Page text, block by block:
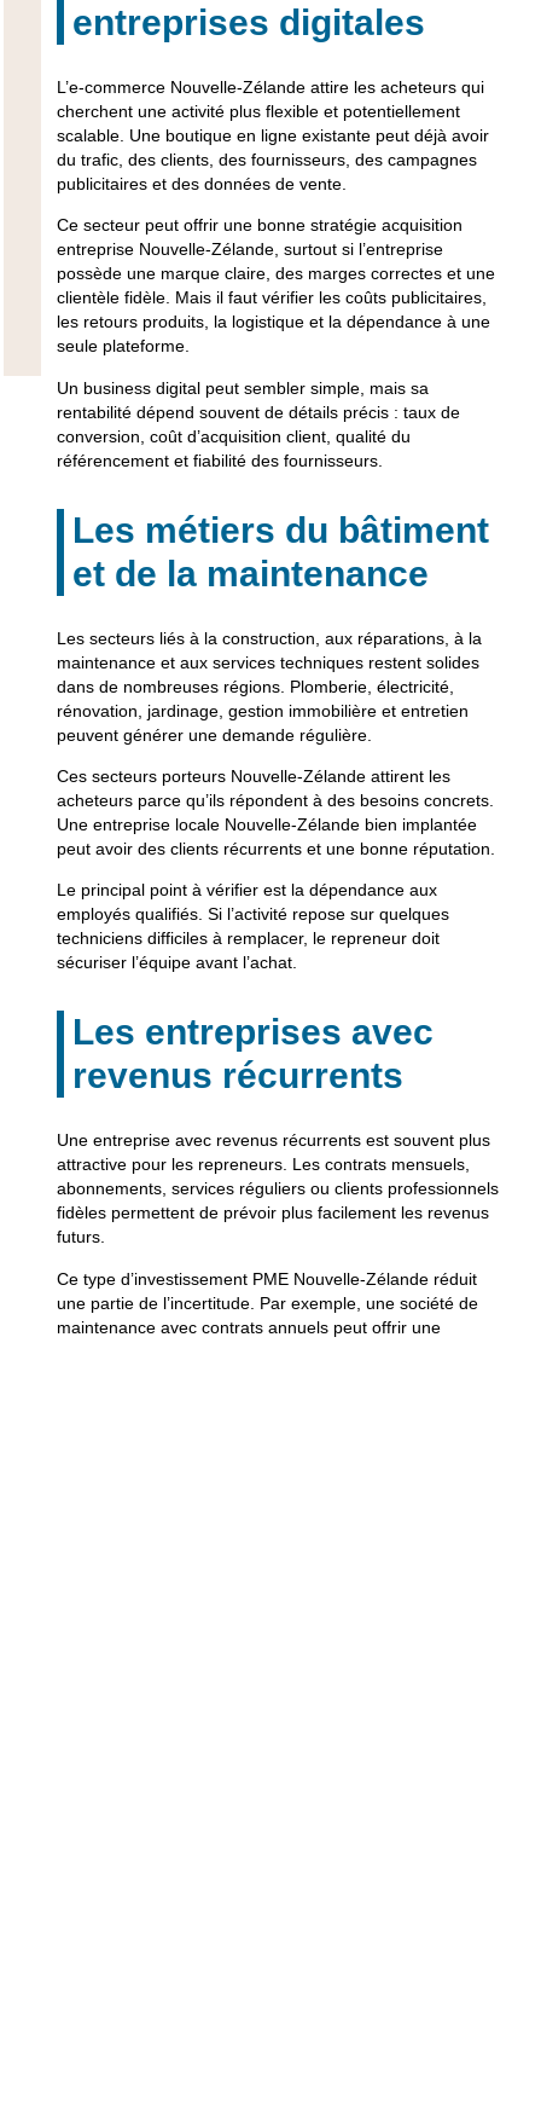
entreprises digitales
L’e-commerce Nouvelle-Zélande attire les acheteurs qui
cherchent une activité plus flexible et potentiellement
scalable. Une boutique en ligne existante peut déjà avoir
du trafic, des clients, des fournisseurs, des campagnes
publicitaires et des données de vente.
Ce secteur peut offrir une bonne stratégie acquisition
entreprise Nouvelle-Zélande, surtout si l’entreprise
possède une marque claire, des marges correctes et une
clientèle fidèle. Mais il faut vérifier les coûts publicitaires,
les retours produits, la logistique et la dépendance à une
seule plateforme.
Un business digital peut sembler simple, mais sa
rentabilité dépend souvent de détails précis : taux de
conversion, coût d’acquisition client, qualité du
référencement et fiabilité des fournisseurs.
Les métiers du bâtiment
et de la maintenance
Les secteurs liés à la construction, aux réparations, à la
maintenance et aux services techniques restent solides
dans de nombreuses régions. Plomberie, électricité,
rénovation, jardinage, gestion immobilière et entretien
peuvent générer une demande régulière.
Ces secteurs porteurs Nouvelle-Zélande attirent les
acheteurs parce qu’ils répondent à des besoins concrets.
Une entreprise locale Nouvelle-Zélande bien implantée
peut avoir des clients récurrents et une bonne réputation.
Le principal point à vérifier est la dépendance aux
employés qualifiés. Si l’activité repose sur quelques
techniciens difficiles à remplacer, le repreneur doit
sécuriser l’équipe avant l’achat.
Les entreprises avec
revenus récurrents
Une entreprise avec revenus récurrents est souvent plus
attractive pour les repreneurs. Les contrats mensuels,
abonnements, services réguliers ou clients professionnels
fidèles permettent de prévoir plus facilement les revenus
futurs.
Ce type d’investissement PME Nouvelle-Zélande réduit
une partie de l’incertitude. Par exemple, une société de
maintenance avec contrats annuels peut offrir une